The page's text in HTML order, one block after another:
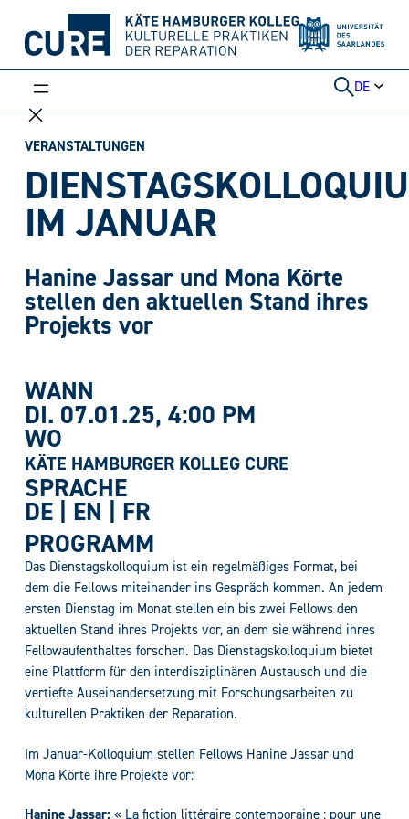
Inhalt
DE
VERANSTALTUNGEN
IM JANUAR
Hanine Jassar und Mona Körte
stellen den aktuellen Stand ihres
Projekts vor
WANN
DI. 07.01.25, 4:00 PM
WO
KÄTE HAMBURGER KOLLEG CURE
SPRACHE
DE | EN | FR
PROGRAMM
Das Dienstagskolloquium ist ein regelmäßiges Format, bei
dem die Fellows miteinander ins Gespräch kommen. An jedem
ersten Dienstag im Monat stellen ein bis zwei Fellows den
aktuellen Stand ihres Projekts vor, an dem sie während ihres
Fellowaufenthaltes forschen. Das Dienstagskolloquium bietet
eine Plattform für den interdisziplinären Austausch und die
vertiefte Auseinandersetzung mit Forschungsarbeiten zu
kulturellen Praktiken der Reparation.
Im Januar-Kolloquium stellen Fellows Hanine Jassar und
Mona Körte ihre Projekte vor:
Hanine Jassar: « La fiction littéraire contemporaine : pour une